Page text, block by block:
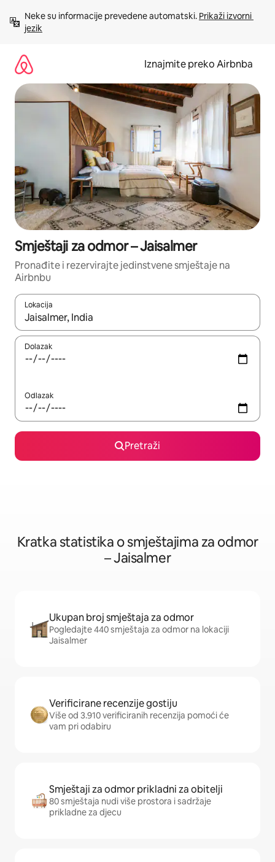
sadržaj
Neke su informacije prevedene automatski. Prikaži izvorni
jezik
Iznajmite preko Airbnba
Smještaji za odmor – Jaisalmer
Pronađite i rezervirajte jedinstvene smještaje na
Airbnbu
Lokacija
Kada budu dostupni rezultati, moći ćete ih pregledati
Dolazak
Odlazak
Pretraži
Kratka statistika o smještajima za odmor
– Jaisalmer
Ukupan broj smještaja za odmor
Pogledajte 440 smještaja za odmor na lokaciji
Jaisalmer
Verificirane recenzije gostiju
Više od 3.910 verificiranih recenzija pomoći će
vam pri odabiru
Smještaji za odmor prikladni za obitelji
80 smještaja nudi više prostora i sadržaje
prikladne za djecu